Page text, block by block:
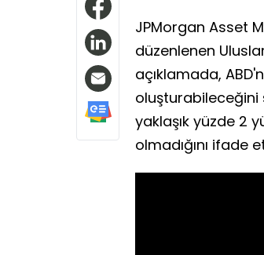
JPMorgan Asset
düzenlenen
açıklamada,
oluşturabileceğini
yaklaşık yüzde 2
olmadığını ifade